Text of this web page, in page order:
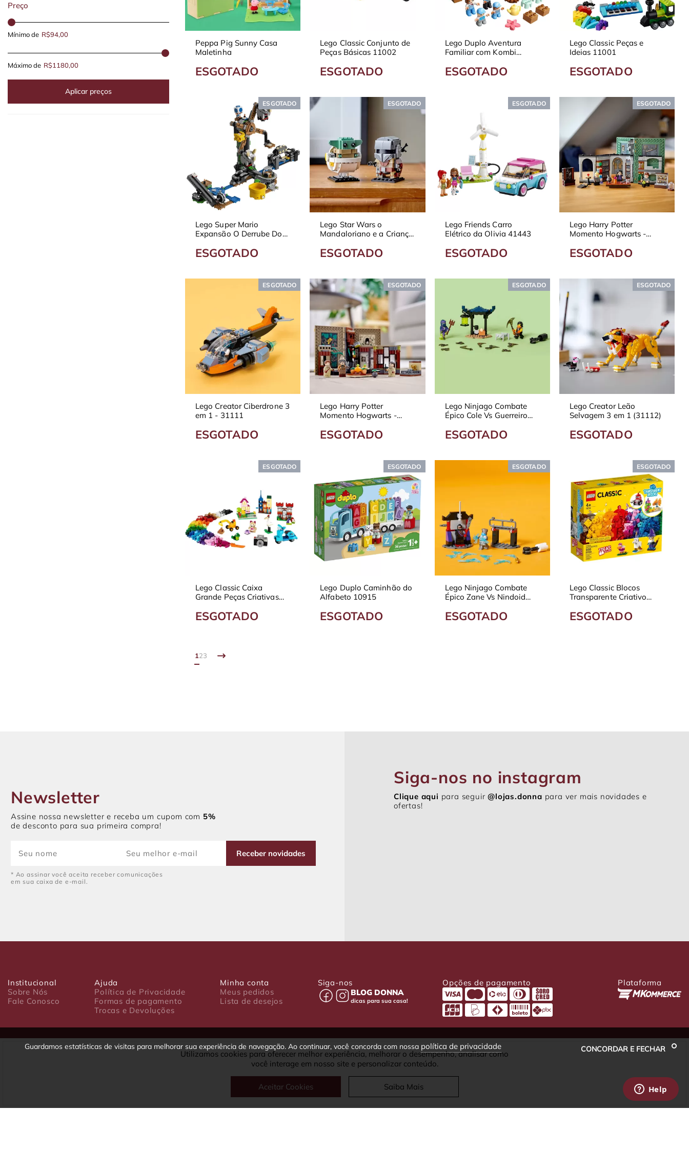
Preço
Mínimo de R$94,00
Máximo de R$1180,00
Aplicar preços
Peppa Pig Sunny Casa
Maletinha
ESGOTADO
Lego Classic Conjunto de
Peças Básicas 11002
ESGOTADO
Lego Duplo Aventura
Familiar com Kombi
ESGOTADO
Lego Classic Peças e
Ideias 11001
ESGOTADO
ESGOTADO
Lego Super Mario
Expansão O Derrube Dos
ESGOTADO
ESGOTADO
Lego Star Wars o
Mandaloriano e a Criança
ESGOTADO
ESGOTADO
Lego Friends Carro
Elétrico da Olivia 41443
ESGOTADO
ESGOTADO
Lego Harry Potter
Momento Hogwarts -
ESGOTADO
ESGOTADO
Lego Creator Ciberdrone 3
em 1 - 31111
ESGOTADO
ESGOTADO
Lego Harry Potter
Momento Hogwarts -
76384
ESGOTADO
ESGOTADO
Lego Ninjago Combate
Épico Cole Vs Guerreiro
ESGOTADO
ESGOTADO
Lego Creator Leão
Selvagem 3 em 1 (31112)
ESGOTADO
ESGOTADO
Lego Classic Caixa
Grande Peças Criativas
ESGOTADO
ESGOTADO
Lego Duplo Caminhão do
Alfabeto 10915
ESGOTADO
ESGOTADO
Lego Ninjago Combate
Épico Zane Vs Nindoid
ESGOTADO
ESGOTADO
Lego Classic Blocos
Transparente Criativo
ESGOTADO
123
Newsletter
Assine nossa newsletter e receba um cupom com 5%
de desconto para sua primeira compra!
Receber novidades
* Ao assinar você aceita receber comunicações
em sua caixa de e-mail.
Siga-nos no instagram
Clique aqui para seguir@lojas.donna para ver mais novidades e
ofertas!
Institucional
Sobre Nós
Fale Conosco
Ajuda
Política de Privacidade
Formas de pagamento
Trocas e Devoluções
Minha conta
Meus pedidos
Lista de desejos
Siga-nos
BLOG DONNA
dicas para sua casa!
Opções de pagamento Plataforma
Luxo Comércio de Presentes Ltda. Av. João Gualberto, 1758 - CEP 80030-001 - Curitiba - PR
CNPJ: 22.245.892/0001-23 - Inscrição Estadual 90699488-79 - Fone/fax: (41) 4063-5302
Utilizamos cookies para oferecer melhor experiência, melhorar o desempenho, analisar como
você interage em nosso site e personalizar conteúdo.
Aceitar Cookies Saiba Mais
Guardamos estatísticas de visitas para melhorar sua experiência de navegação. Ao continuar, você concorda com nossa política de privacidade CONCORDAR E FECHAR